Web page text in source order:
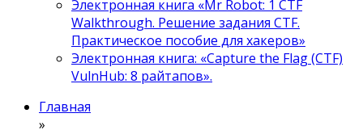
Электронная книга «Mr Robot: 1 CTF
Walkthrough. Решение задания CTF.
Практическое пособие для хакеров»
Электронная книга: «Capture the Flag (CTF)
VulnHub: 8 райтапов».
Главная
»